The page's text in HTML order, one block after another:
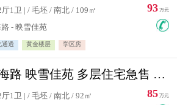
厅1卫 | / 毛坯 / 南北 / 109㎡
- 映雪佳苑
通透 黄金楼层 学区房
93 万元
福海路 映雪佳苑 多层住宅急售 可公积金贷款
厅1卫 | / 毛坯 / 南北 / 92㎡
85 万元